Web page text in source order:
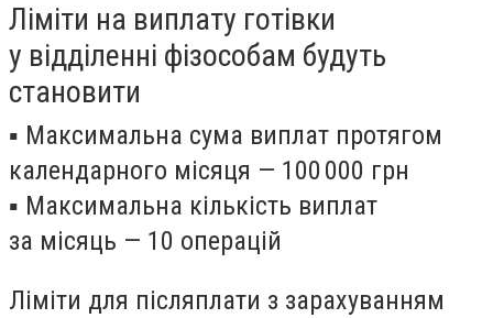
Ліміти на виплату готівки
у відділенні фізособам будуть
становити
▪️ Максимальна сума виплат протягом
календарного місяця — 100 000 грн
▪️ Максимальна кількість виплат
за місяць — 10 операцій
Ліміти для післяплати з зарахуванням